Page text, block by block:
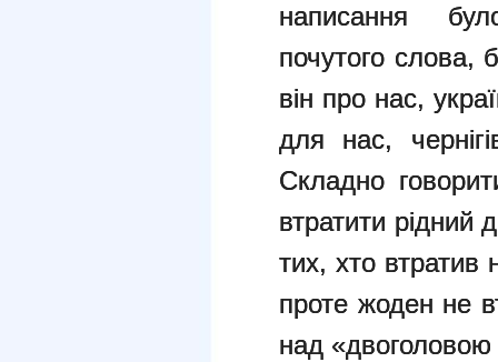
написання
почутого слова,
він про нас,
для нас,
Складно
втратити рідний
тих, хто втратив
проте жоден не
над «двоголовою